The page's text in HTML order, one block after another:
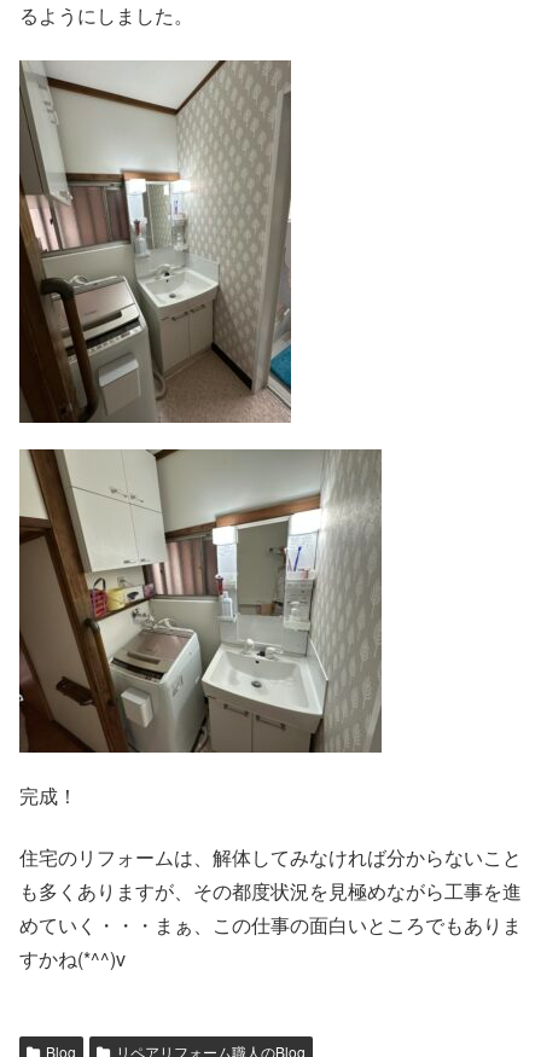
るようにしました。
完成！
住宅のリフォームは、解体してみなければ分からないこと
も多くありますが、その都度状況を見極めながら工事を進
めていく・・・まぁ、この仕事の面白いところでもありま
すかね(*^^)v
Blog リペアリフォーム職人のBlog